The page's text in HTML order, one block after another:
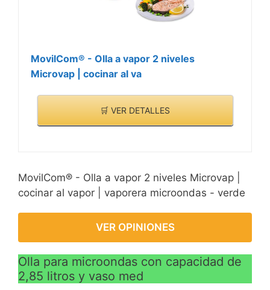
MovilCom® - Olla a vapor 2 niveles
Microvap | cocinar al va
🛒 VER DETALLES
MovilCom® - Olla a vapor 2 niveles Microvap |
cocinar al vapor | vaporera microondas - verde
VER OPINIONES
Olla para microondas con capacidad de
2,85 litros y vaso med